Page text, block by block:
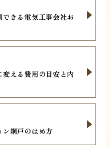
きる電気工事会社お
える費用の目安と内
網戸のはめ方